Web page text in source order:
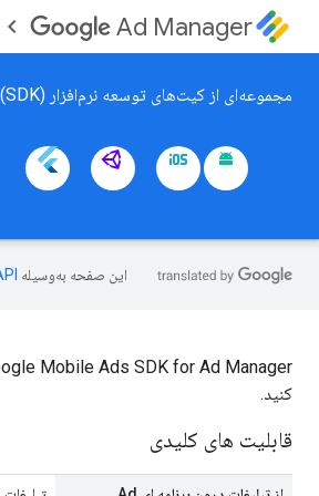
Ad Manager
مجموعه‌ای از کیت‌های توسعه نرم‌افزار (SDK) که به شما امکان می‌دهد از برنامه‌های موبایل Android یا iOS خود با تبلیغات کسب درآمد کنید.
این صفحه به‌وسیله
کنید.
قابلیت های کلیدی